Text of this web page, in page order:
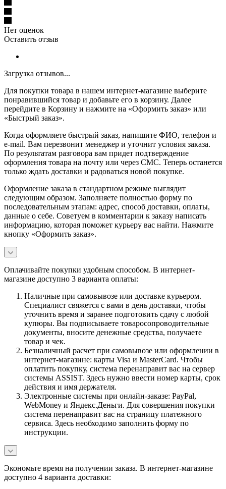
Нет оценок
Оставить отзыв
Загрузка отзывов...
Для покупки товара в нашем интернет-магазине выберите
понравившийся товар и добавьте его в корзину. Далее
перейдите в Корзину и нажмите на «Оформить заказ» или
«Быстрый заказ».
Когда оформляете быстрый заказ, напишите ФИО, телефон и
e-mail. Вам перезвонит менеджер и уточнит условия заказа.
По результатам разговора вам придет подтверждение
оформления товара на почту или через СМС. Теперь останется
только ждать доставки и радоваться новой покупке.
Оформление заказа в стандартном режиме выглядит
следующим образом. Заполняете полностью форму по
последовательным этапам: адрес, способ доставки, оплаты,
данные о себе. Советуем в комментарии к заказу написать
информацию, которая поможет курьеру вас найти. Нажмите
кнопку «Оформить заказ».
Оплачивайте покупки удобным способом. В интернет-
магазине доступно 3 варианта оплаты:
Наличные при самовывозе или доставке курьером.
Специалист свяжется с вами в день доставки, чтобы
уточнить время и заранее подготовить сдачу с любой
купюры. Вы подписываете товаросопроводительные
документы, вносите денежные средства, получаете
товар и чек.
Безналичный расчет при самовывозе или оформлении в
интернет-магазине: карты Visa и MasterCard. Чтобы
оплатить покупку, система перенаправит вас на сервер
системы ASSIST. Здесь нужно ввести номер карты, срок
действия и имя держателя.
Электронные системы при онлайн-заказе: PayPal,
WebMoney и Яндекс.Деньги. Для совершения покупки
система перенаправит вас на страницу платежного
сервиса. Здесь необходимо заполнить форму по
инструкции.
Экономьте время на получении заказа. В интернет-магазине
доступно 4 варианта доставки: